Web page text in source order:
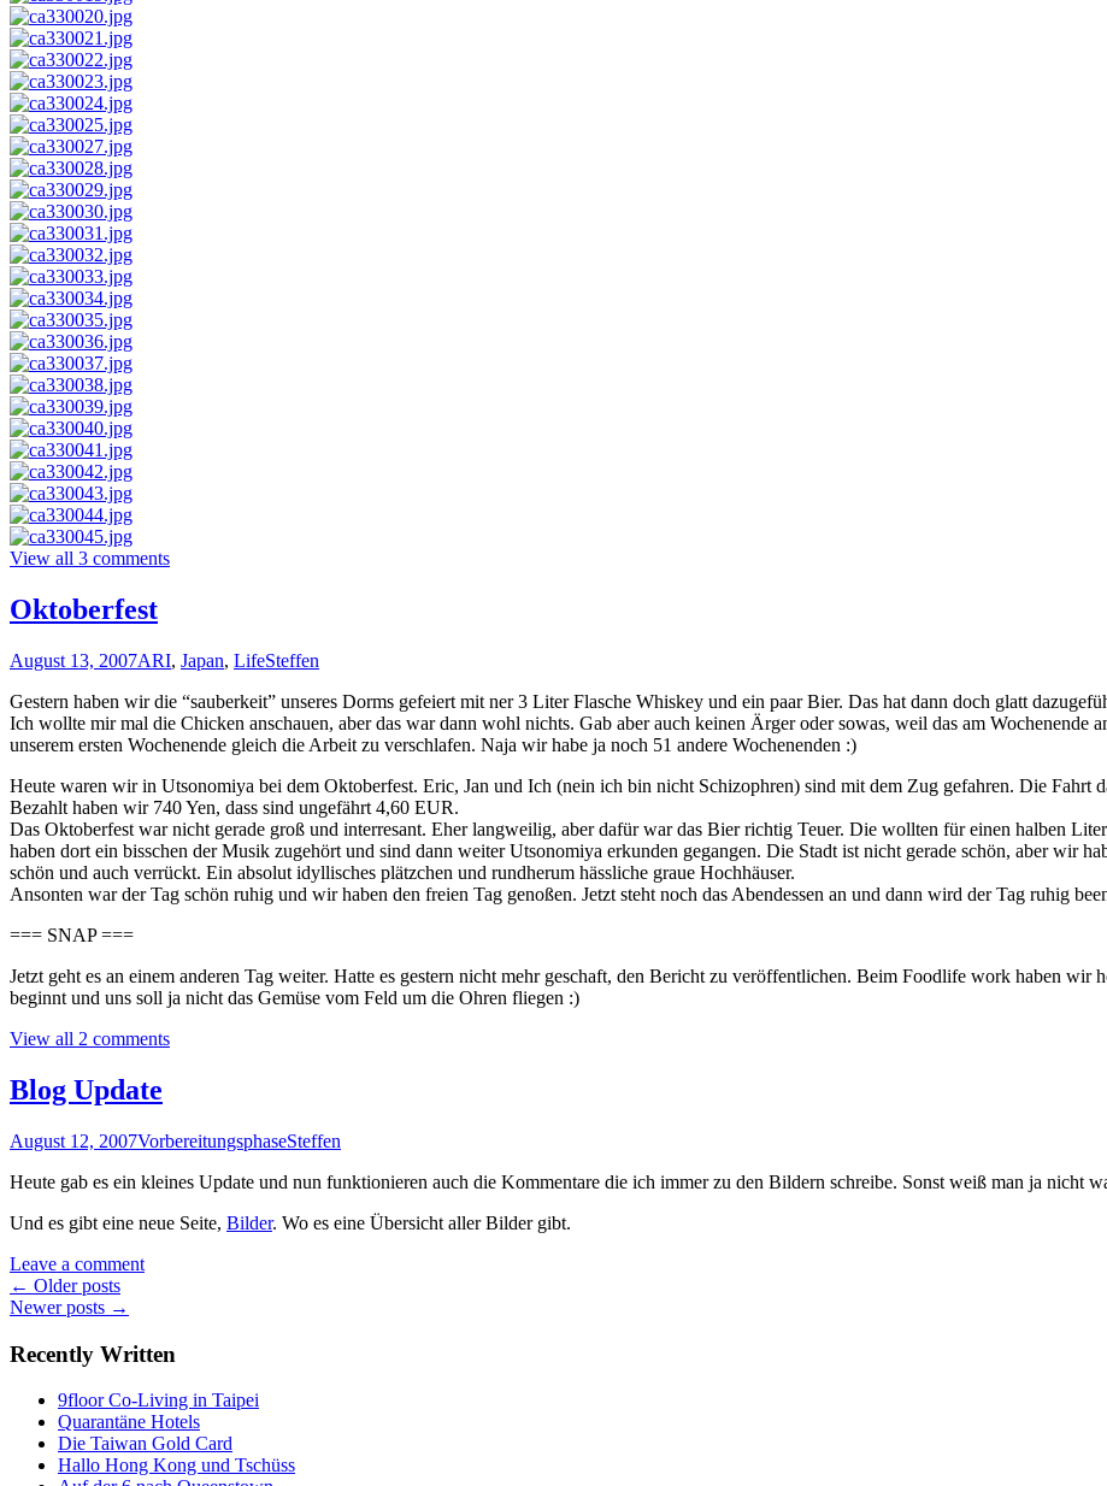
View all 3 comments
Oktoberfest
August 13, 2007ARI, Japan, LifeSteffen
Gestern haben wir die “sauberkeit” unseres Dorms gefeiert mit ner 3 Liter Flasche Whiskey und ein paar Bier. Das hat dann doch glatt
Ich wollte mir mal die Chicken anschauen, aber das war dann wohl nichts. Gab aber auch keinen Ärger oder sowas, weil das am Wochenende
unserem ersten Wochenende gleich die Arbeit zu verschlafen. Naja wir habe ja noch 51 andere Wochenenden :)
Heute waren wir in Utsonomiya bei dem Oktoberfest. Eric, Jan und Ich (nein ich bin nicht Schizophren) sind mit dem Zug gefahren. Die Fahrt
Bezahlt haben wir 740 Yen, dass sind ungefährt 4,60 EUR.
Das Oktoberfest war nicht gerade groß und interresant. Eher langweilig, aber dafür war das Bier richtig Teuer. Die wollten für einen halben
haben dort ein bisschen der Musik zugehört und sind dann weiter Utsonomiya erkunden gegangen. Die Stadt ist nicht gerade schön, aber wir
schön und auch verrückt. Ein absolut idyllisches plätzchen und rundherum hässliche graue Hochhäuser.
Ansonten war der Tag schön ruhig und wir haben den freien Tag genoßen. Jetzt steht noch das Abendessen an und dann wird der Tag ruhig
=== SNAP ===
Jetzt geht es an einem anderen Tag weiter. Hatte es gestern nicht mehr geschaft, den Bericht zu veröffentlichen. Beim Foodlife work haben wir
beginnt und uns soll ja nicht das Gemüse vom Feld um die Ohren fliegen :)
View all 2 comments
Blog Update
August 12, 2007VorbereitungsphaseSteffen
Heute gab es ein kleines Update und nun funktionieren auch die Kommentare die ich immer zu den Bildern schreibe. Sonst weiß man ja nicht
Und es gibt eine neue Seite, Bilder. Wo es eine Übersicht aller Bilder gibt.
Leave a comment
Posts
navigation
← Older posts
Newer posts →
Recently Written
9floor Co-Living in Taipei
Quarantäne Hotels
Die Taiwan Gold Card
Hallo Hong Kong und Tschüss